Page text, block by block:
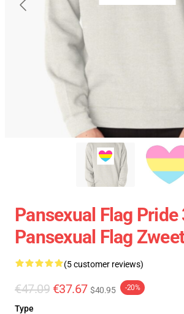
Pansexual Flag Pride
Pansexual Flag
(5 customer reviews)
€47.09 €37.67 $40.95 -20%
Type